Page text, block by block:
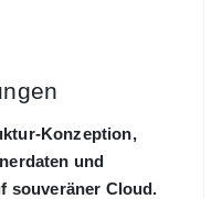
Konzeption,
und
souveräner Cloud.